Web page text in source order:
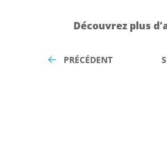
Découvrez plus
PRÉCÉDENT